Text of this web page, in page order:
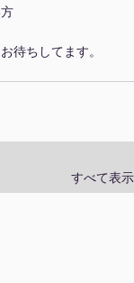
待ちしてます。
すべて表示